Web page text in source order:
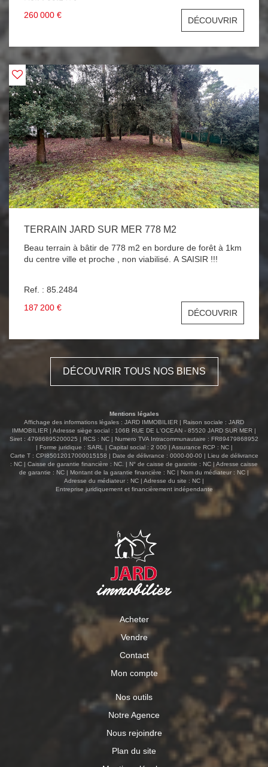
260 000 €
DÉCOUVRIR
TERRAIN JARD SUR MER 778 M2
Beau terrain à bâtir de 778 m2 en bordure de forêt à 1km
du centre ville et proche , non viabilisé. A SAISIR !!!
Ref. : 85.2484
187 200 €
DÉCOUVRIR
DÉCOUVRIR TOUS NOS BIENS
Mentions légales
Affichage des informations légales : JARD IMMOBILIER | Raison sociale : JARD
IMMOBILIER | Adresse siège social : 106B RUE DE L'OCEAN - 85520 JARD SUR MER |
Siret : 47986895200025 | RCS : NC | Numero TVA Intracommunautaire : FR89479868952
| Forme juridique : SARL | Capital social : 2 000 | Assurance RCP : NC |
Carte T : CPI85012017000015158 | Date de délivrance : 0000-00-00 | Lieu de délivrance
: NC | Caisse de garantie financière : NC. | N° de caisse de garantie : NC | Adresse caisse
de garantie : NC | Montant de la garantie financière : NC | Nom du médiateur : NC |
Adresse du médiateur : NC | Adresse du site : NC |
Entreprise juridiquement et financièrement indépendante
Acheter
Vendre
Contact
Mon compte
Nos outils
Notre Agence
Nous rejoindre
Plan du site